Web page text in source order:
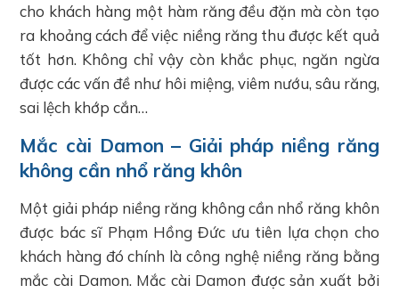
cho khách hàng một hàm răng đều đặn mà còn tạo
ra khoảng cách để việc niềng răng thu được kết quả
tốt hơn. Không chỉ vậy còn khắc phục, ngăn ngừa
được các vấn đề như hôi miệng, viêm nướu, sâu răng,
sai lệch khớp cắn…
Mắc cài Damon – Giải pháp niềng răng
không cần nhổ răng khôn
Một giải pháp niềng răng không cần nhổ răng khôn
được bác sĩ Phạm Hồng Đức ưu tiên lựa chọn cho
khách hàng đó chính là công nghệ niềng răng bằng
mắc cài Damon. Mắc cài Damon được sản xuất bởi